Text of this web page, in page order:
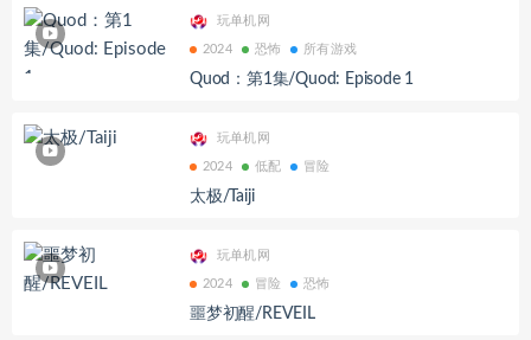
玩单机网
2024 恐怖 所有游戏
Quod：第1集/Quod: Episode 1
玩单机网
2024 低配 冒险
太极/Taiji
玩单机网
2024 冒险 恐怖
噩梦初醒/REVEIL